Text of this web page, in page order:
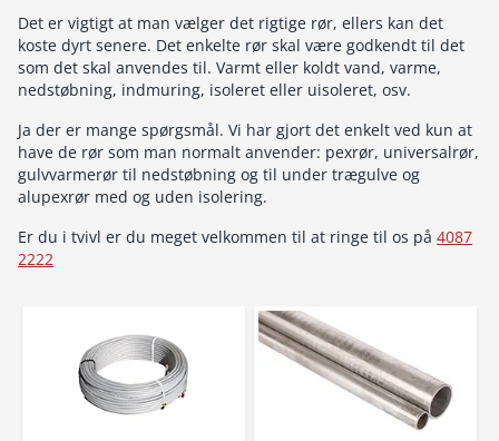
Det er vigtigt at man vælger det rigtige rør, ellers kan det
koste dyrt senere. Det enkelte rør skal være godkendt til det
som det skal anvendes til. Varmt eller koldt vand, varme,
nedstøbning, indmuring, isoleret eller uisoleret, osv.
Ja der er mange spørgsmål. Vi har gjort det enkelt ved kun at
have de rør som man normalt anvender: pexrør, universalrør,
gulvvarmerør til nedstøbning og til under trægulve og
alupexrør med og uden isolering.
Er du i tvivl er du meget velkommen til at ringe til os på 4087
2222